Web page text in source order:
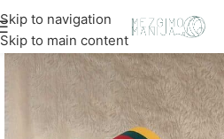
Skip to navigation
Skip to main content
eur!